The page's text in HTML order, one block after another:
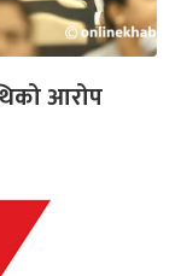
आरोप